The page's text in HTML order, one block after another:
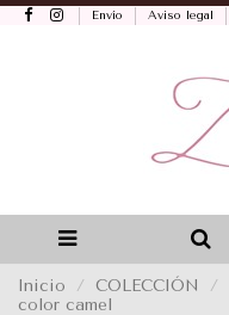
Envío Aviso legal
Inicio COLECCIÓN
color camel